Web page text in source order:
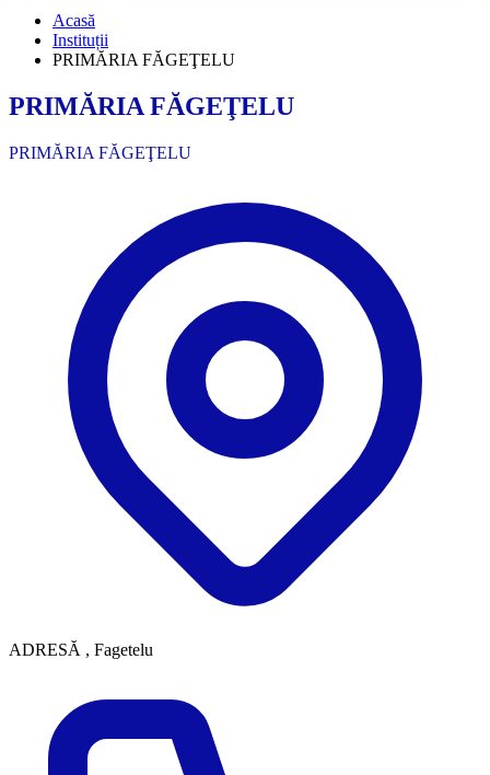
Acasă
Instituții
PRIMĂRIA FĂGEŢELU
PRIMĂRIA FĂGEŢELU
PRIMĂRIA FĂGEŢELU
ADRESĂ , Fagetelu